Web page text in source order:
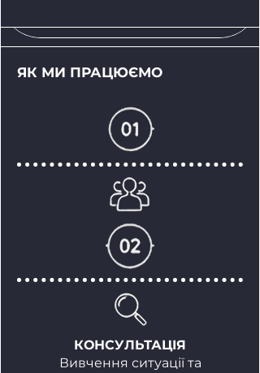
ЯК МИ ПРАЦЮЄМО
КОНСУЛЬТАЦІЯ
Вивчення ситуації та